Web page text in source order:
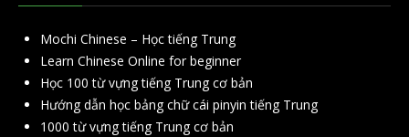
Mochi Chinese – Học tiếng Trung
Learn Chinese Online for beginner
Học 100 từ vựng tiếng Trung cơ bản
Hướng dẫn học bảng chữ cái pinyin tiếng Trung
1000 từ vựng tiếng Trung cơ bản